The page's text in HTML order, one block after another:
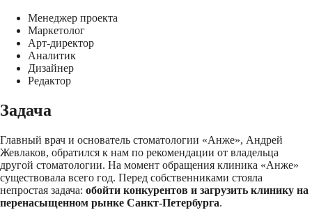
Менеджер проекта
Маркетолог
Арт-директор
Аналитик
Дизайнер
Редактор
Задача
Главный врач и основатель стоматологии «Анже», Андрей
Жевлаков, обратился к нам по рекомендации от владельца
другой стоматологии. На момент обращения клиника «Анже»
существовала всего год. Перед собственниками стояла
непростая задача: обойти конкурентов и загрузить клинику на
перенасыщенном рынке Санкт-Петербурга.